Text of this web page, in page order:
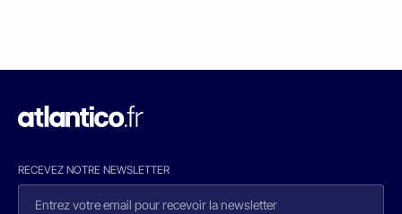
RECEVEZ NOTRE NEWSLETTER